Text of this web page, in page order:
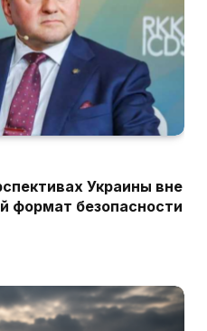
Украины вне
формат безопасности